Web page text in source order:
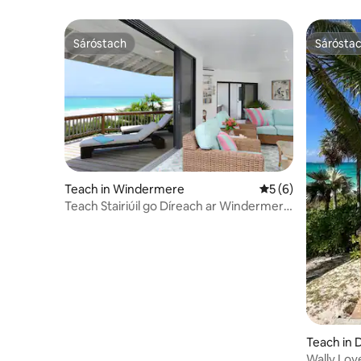
Sáróstach
Sáróstach
Teach in Windermere Meánrátáil 5 as 5,
5 (6)
Teach Stairiúil go Díreach ar Windermere
Teach in